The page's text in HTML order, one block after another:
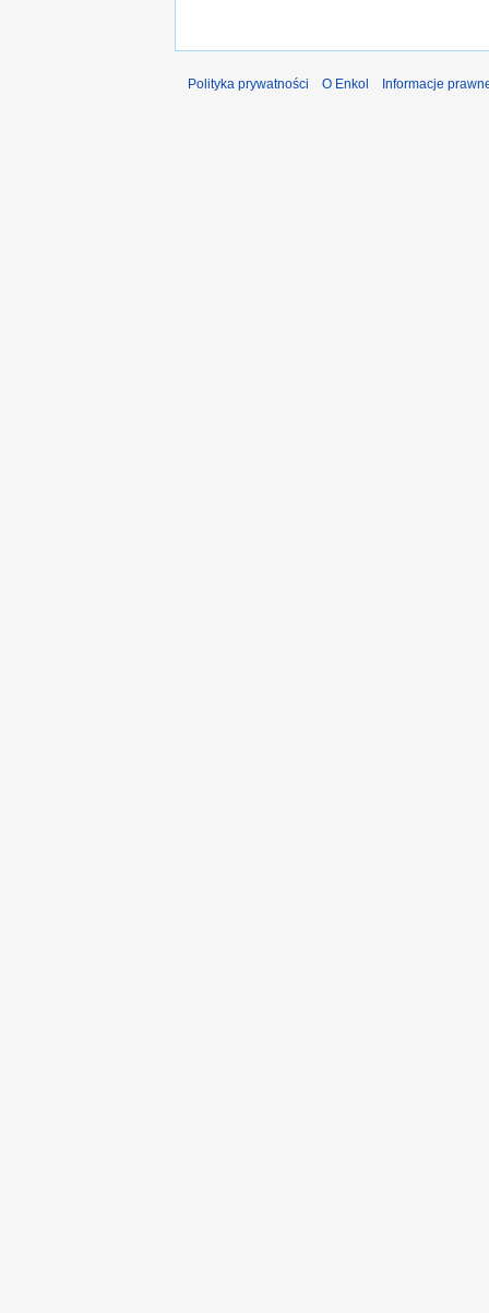
Polityka prywatności O Enkol Informacje